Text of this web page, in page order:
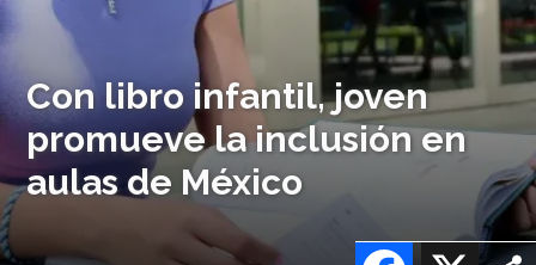
Con libro infantil, joven
promueve la inclusión en
aulas de México
X
Facebook